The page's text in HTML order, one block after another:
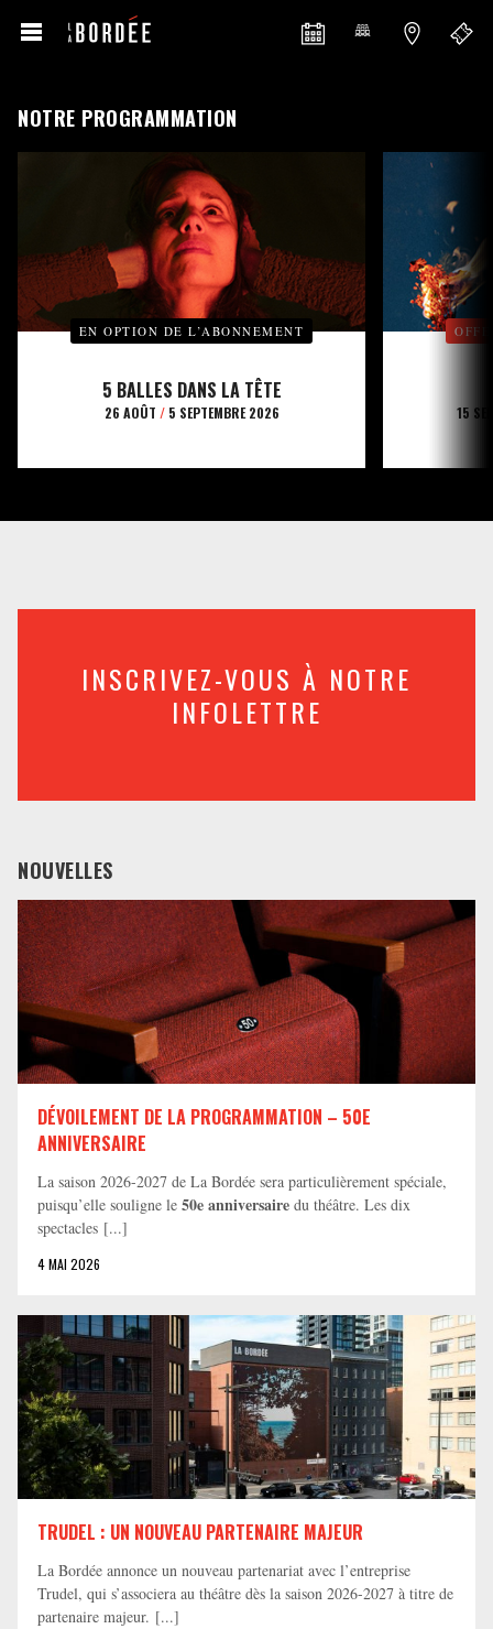
NOTRE PROGRAMMATION
EN OPTION DE L’ABONNEMENT
5 BALLES DANS LA TÊTE
26 AOÛT /5 SEPTEMBRE 2026 15
INSCRIVEZ-VOUS À NOTRE
INFOLETTRE
NOUVELLES
DÉVOILEMENT DE LA PROGRAMMATION – 50E
ANNIVERSAIRE
La saison 2026-2027 de La Bordée sera particulièrement spéciale,
puisqu’elle souligne le 50e anniversaire du théâtre. Les dix
spectacles [...]
4 MAI 2026
TRUDEL : UN NOUVEAU PARTENAIRE MAJEUR
La Bordée annonce un nouveau partenariat avec l’entreprise
Trudel, qui s’associera au théâtre dès la saison 2026-2027 à titre de
partenaire majeur. [...]